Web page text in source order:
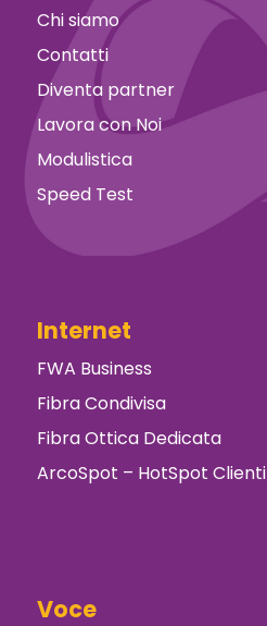
Chi siamo
Contatti
Diventa partner
Lavora con Noi
Modulistica
Speed Test
Internet
FWA Business
Fibra Condivisa
Fibra Ottica Dedicata
ArcoSpot – HotSpot Clienti
Voce